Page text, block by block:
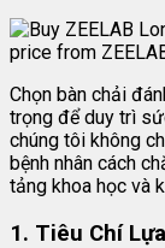
Chọn bàn chải
trọng để duy trì
chúng tôi không
bệnh nhân cách
tảng khoa học và
1. Tiêu Chí